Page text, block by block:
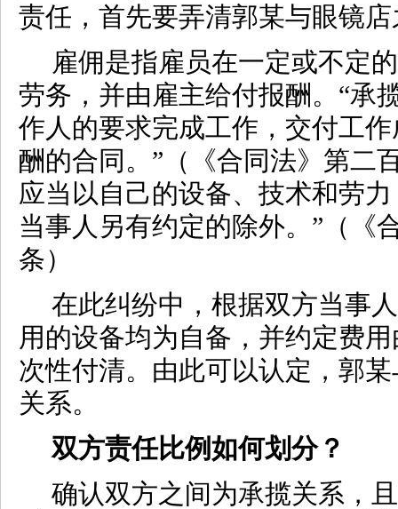
责任，首先要弄清郭某与眼镜
雇佣是指雇员在一定或不定
劳务，并由雇主给付报酬。 “承
作人的要求完成工作，交付工
酬的合同。”（《合同法》第二
应当以自己的设备、技术和劳
当事人另有约定的除外。”（《
条）
在此纠纷中，根据双方当事
用的设备均为自备，并约定费
次性付清。由此可以认定，郭
关系。
双方责任比例如何划分？
确认双方之间为承揽关系，